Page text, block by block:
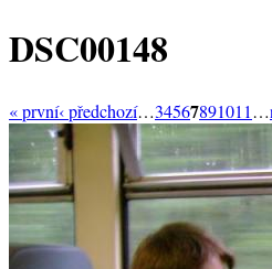
DSC00148
« první‹ předchozí…34567891011 …